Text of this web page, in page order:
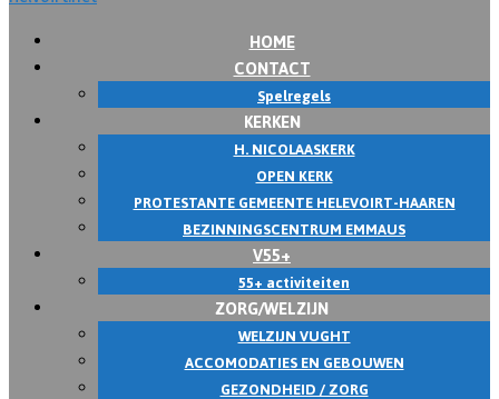
HOME
CONTACT
Spelregels
KERKEN
H. NICOLAASKERK
OPEN KERK
PROTESTANTE GEMEENTE HELEVOIRT-HAAREN
BEZINNINGSCENTRUM EMMAUS
V55+
55+ activiteiten
ZORG/WELZIJN
WELZIJN VUGHT
ACCOMODATIES EN GEBOUWEN
GEZONDHEID / ZORG